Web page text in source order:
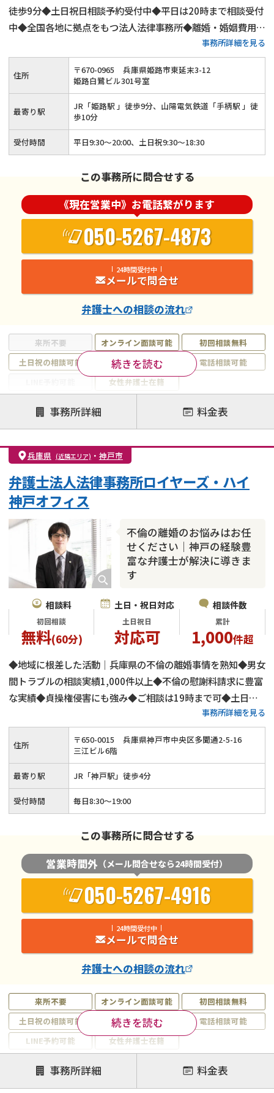
徒歩9分◆土日祝日相談予約受付中◆平日は20時まで相談受付
中◆全国各地に拠点をもつ法人法律事務所◆離婚・婚姻費用・
財産分与・親権・養育費など幅広い離婚問題に対応事務所詳細を見る
来所不要 オンライン面談可能
初回相談無料
土日祝の相談可能
19時以降電話可能
電話相談可能
女性弁護士在籍
注力案件
離婚前相談
離婚調停
離婚裁判
親権・面会交流権
DV
モラハラ
不貞・不倫慰謝料請求
国際離婚
財産分与
内縁の夫婦 熟年離婚
続きを読む
住所 〒670-0965
兵庫県姫路市東延末3-12
姫路白鷺ビル301号室
最寄り駅
JR「姫路駅 」徒歩9分、山陽電気鉄道「手柄駅 」徒
歩10分
受付時間 平日9:30～20:00、土日祝9:30～18:30
この事務所に問合せする
《現在営業中》お電話繋がります
050-5267-4873
24時間受付中
メールで問合せ
弁護士への相談の流れ
事務所詳細 料金表
兵庫県 (近隣エリア) ・ 神戸市
不倫の離婚のお悩みはお任
せください｜神戸の経験豊
富な弁護士が解決に導きま
す
弁護士法人法律事務所ロイヤーズ・ハイ
神戸オフィス
相談料
初回相談
無料(60分)
土日・祝日対応
土日祝日
対応可
相談件数
累計
1,000件超
◆地域に根差した活動｜兵庫県の不倫の離婚事情を熟知◆男女
間トラブルの相談実績1,000件以上◆不倫の慰謝料請求に豊富
な実績◆貞操権侵害にも強み◆ご相談は19時まで可◆土日祝
日も相談対応◆電話・WEB相談にも対応◆JR「神戸駅」から
徒歩4分◆初回相談60分間無料
事務所詳細を見る
来所不要 オンライン面談可能
初回相談無料
土日祝の相談可能
19時以降電話可能
電話相談可能
LINE予約可能
女性弁護士在籍
注力案件
離婚前相談
離婚調停
離婚裁判
続きを読む
住所 〒650-0015
兵庫県神戸市中央区多聞通2-5-16
三江ビル6階
最寄り駅 JR「神戸駅」徒歩4分
受付時間 毎日8:30～19:00
この事務所に問合せする
営業時間外 （メール問合せなら24時間受付）
050-5267-4916
24時間受付中
メールで問合せ
弁護士への相談の流れ
事務所詳細 料金表